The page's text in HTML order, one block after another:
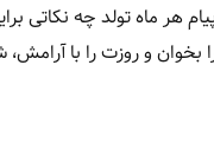
هر ماه تولد چه نکاتی
و روزت را با